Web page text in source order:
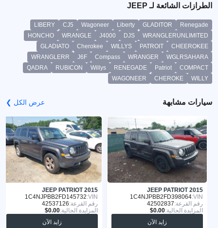
الطرازات الشائعة لـ JEEP
Renegade
GLADITOR
Liberty
Wagoneer
CJ5
LIBERY
WRANGLERUNLIMITED
DJS
J4000
WRANGLE
HONCHO
CHEEROKEE
PATROIT
WILLYS
Cherokee
GLADIATO
WGLRSAHARA
WRANGER
Compass
J6F
WRANGLERR
COMPACT
Patriot
RENEGADE
Willys
RUBICON
QADRA
WILLY
CHEROKE
WAGONEER
سيارات مشابهة عرض الكل ❯
JEEP PATRIOT 2015
VIN:
1C4NJPBB2FD398064
رقم القرعة:42502837
المزايدة الحالية:
زايد الآن
JEEP PATRIOT 2015
VIN:
1C4NJPBB2FD145732
رقم القرعة:42537126
المزايدة الحالية:
زايد الآن